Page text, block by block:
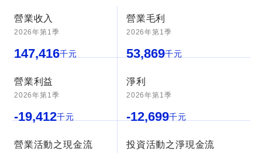
營業收入
2026年第1季
147,416千元
營業毛利
2026年第1季
53,869千元
營業利益
2026年第1季
-19,412千元
淨利
2026年第1季
-12,699千元
營業活動之現金流 投資活動之淨現金流